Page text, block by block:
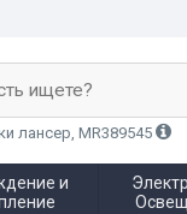
ищете?
лансер, MR389545
и